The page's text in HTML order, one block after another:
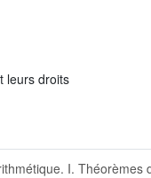
leurs droits
I. Théorèmes